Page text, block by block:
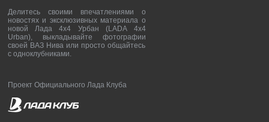
Делитесь своими впечатлениями о
новостях и эксклюзивных материала о
новой Лада 4х4 Урбан (LADA 4x4
Urban), выкладывайте фотографии
своей ВАЗ Нива или просто общайтесь
с одноклубниками.
Проект Официального Лада Клуба